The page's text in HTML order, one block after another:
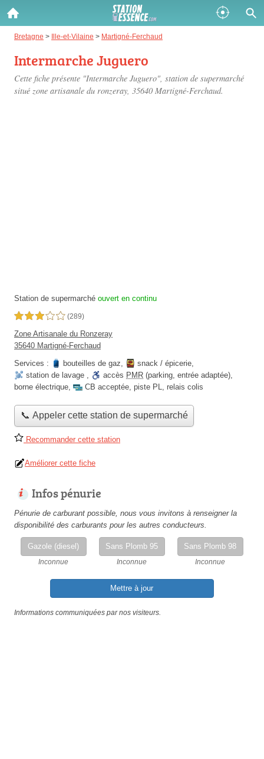
Bretagne > Ille-et-Vilaine > Martigné-Ferchaud
Intermarche Juguero
Cette fiche présente "Intermarche Juguero", station de supermarché
situé zone artisanale du ronzeray, 35640 Martigné-Ferchaud.
Station de supermarché ouvert en continu
3,0 étoiles sur 5 (289)
Zone Artisanale du Ronzeray
35640 Martigné-Ferchaud
Services :
bouteilles de gaz, snack / épicerie,
station de lavage , accès PMR (parking, entrée adaptée),
borne électrique, CB acceptée, piste PL, relais colis
📞 Appeler cette station de supermarché
Recommander cette station
Améliorer cette fiche
Infos pénurie
Pénurie de carburant possible, nous vous invitons à renseigner la
disponibilité des carburants pour les autres conducteurs.
Gazole (diesel)
Inconnue
Sans Plomb 95
Inconnue
Sans Plomb 98
Inconnue
Mettre à jour
Informations communiquées par nos visiteurs.
Gazole :
Disponible
SP 98 :